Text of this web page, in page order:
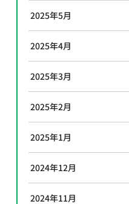
2025年5月
2025年4月
2025年3月
2025年2月
2025年1月
2024年12月
2024年11月